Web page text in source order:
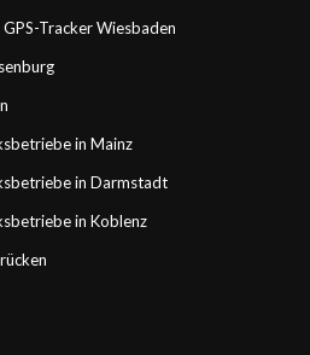
Tracker Wiesbaden
in Mainz
in Darmstadt
in Koblenz